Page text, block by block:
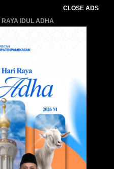
CLOSE ADS
IDUL ADHA